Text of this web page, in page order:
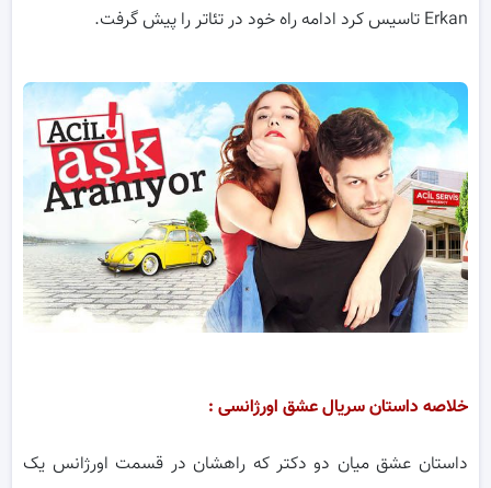
Erkan تاسیس کرد ادامه راه خود در تئاتر را پیش گرفت.
خلاصه داستان سریال عشق اورژانسی :
داستان عشق میان دو دکتر که راهشان در قسمت اورژانس یک